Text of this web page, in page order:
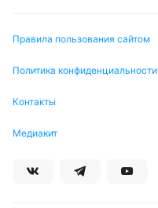
Правила пользования сайтом
Политика конфиденциальности
Контакты
Медиакит